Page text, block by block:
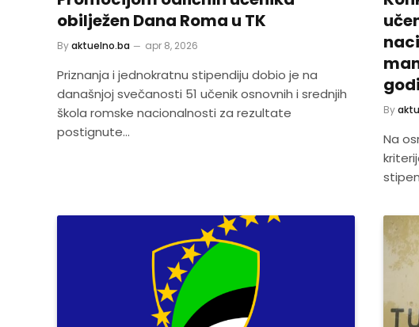
obilježen Dana Roma u TK
Byaktuelno.ba apr 8, 2026
Priznanja i jednokratnu stipendiju dobio je na
današnjoj svečanosti 51 učenik osnovnih i srednjih
škola romske nacionalnosti za rezultate
postignute…
By
Na